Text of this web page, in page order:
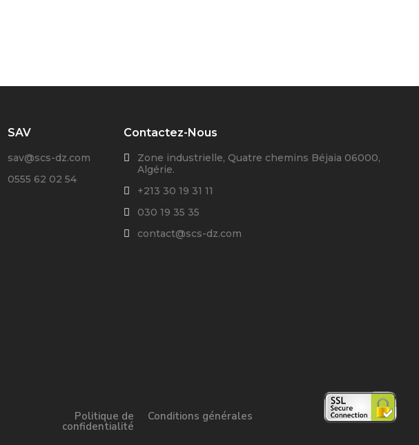
SAV
sav@scs-dz.com
0555 62 02 54
Contactez-Nous
Zone industrielle, Quatre chemins Béjaia 06000,
Algérie.
+213 30 19 31 11
030 19 35 35
contact@scs-dz.com
Politique de
confidentialité
Conditions générales